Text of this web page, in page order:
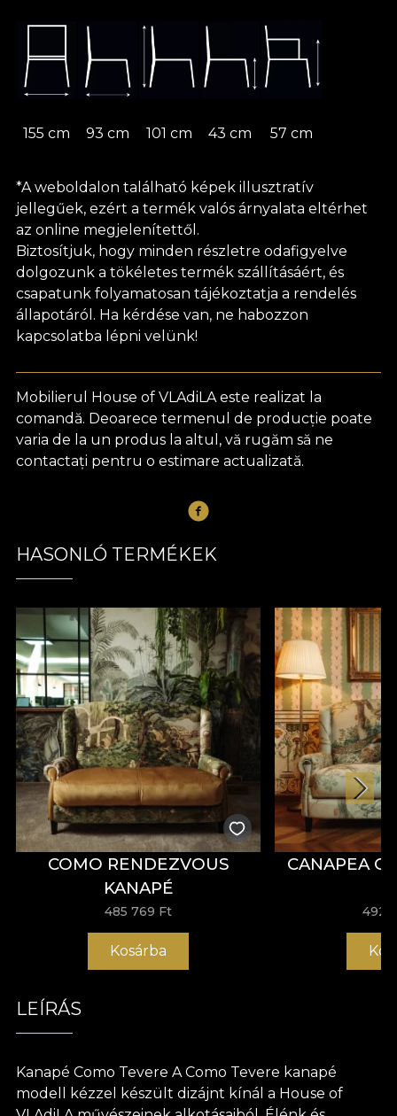
155 cm 93 cm 101 cm 43 cm 57 cm
*A weboldalon található képek illusztratív
jellegűek, ezért a termék valós árnyalata eltérhet
az online megjelenítettől.
Biztosítjuk, hogy minden részletre odafigyelve
dolgozunk a tökéletes termék szállításáért, és
csapatunk folyamatosan tájékoztatja a rendelés
állapotáról. Ha kérdése van, ne habozzon
kapcsolatba lépni velünk!
Mobilierul House of VLAdiLA este realizat la
comandă. Deoarece termenul de producție poate
varia de la un produs la altul, vă rugăm să ne
contactați pentru o estimare actualizată.
HASONLÓ TERMÉKEK
COMO RENDEZVOUS
KANAPÉ
485 769 Ft
Kosárba
CANAPEA
492
LEÍRÁS
Kanapé Como Tevere A Como Tevere kanapé
modell kézzel készült dizájnt kínál a House of